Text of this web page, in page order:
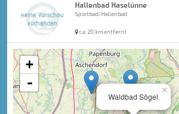
Hallenbad Haselünne
Sportbad/Hallenbad
ca. 20 km entfernt
×
Waldbad Sögel
+
-